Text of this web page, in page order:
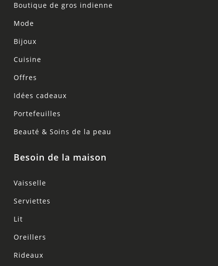
Boutique de gros indienne
Mode
Bijoux
Cuisine
Offres
Idées cadeaux
Portefeuilles
Beauté & Soins de la peau
Besoin de la maison
Vaisselle
Serviettes
Lit
Oreillers
Rideaux